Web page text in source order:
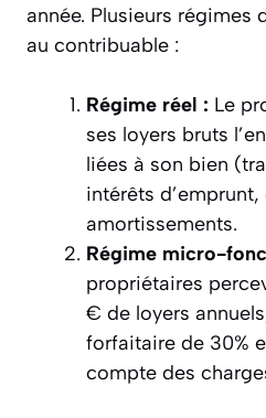
année. Plusieurs régimes
au contribuable :
Régime réel : Le
ses loyers bruts
liées à son bien
intérêts
amortissements.
Régime micro-
propriétaires
€ de loyers
forfaitaire de 30%
compte des